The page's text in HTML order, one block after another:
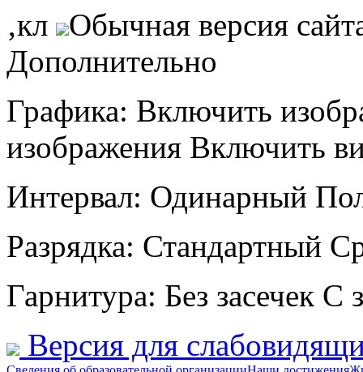
‚кл
Обычная версия
Дополнительно
Графика: Включить
изображения Включить
Интервал: Одинарный
Разрядка: Стандартный
Гарнитура: Без засечек С
Версия для